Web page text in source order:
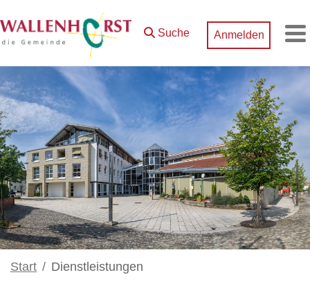
Zum Hauptinhalt springen
Suche
Anmelden
Start Dienstleistungen